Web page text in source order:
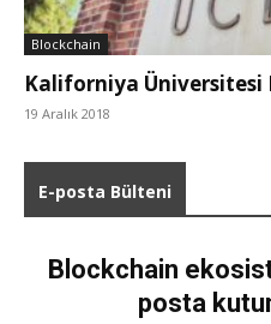
Blockchain
Kaliforniya Üniversitesi
19 Aralık 2018
E-posta Bülteni
Blockchain
posta